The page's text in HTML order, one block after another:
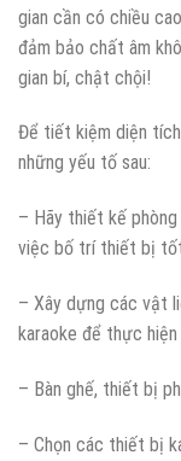
gian cần có chiều
đảm bảo chất âm
gian bí, chật chội!
Để tiết kiệm diện
những yếu tố sau:
– Hãy thiết kế
việc bố trí thiết bị
– Xây dựng các vật
karaoke để thực
– Bàn ghế, thiết bị
– Chọn các thiết bị